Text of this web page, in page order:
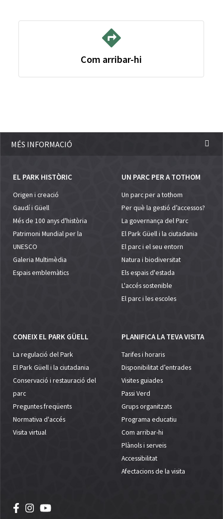
Com arribar-hi
MÉS INFORMACIÓ
EL PARK HISTÒRIC
Origen i creació
Gaudí i Güell
Més de 100 anys d'història
Patrimoni Mundial per la
UNESCO
Galeria Multimèdia
Espais emblemàtics
UN PARC PER A TOTHOM
Un parc per a tothom
Per què la gestió d’accessos?
La governança del Parc
El Park Güell i la ciutadania
El parc i el seu entorn
Natura i biodiversitat
Els espais d'estada
L'accés sostenible
El parc i les escoles
CONEIX EL PARK GÜELL
La regulació del Park
El Park Güell i la ciutadania
Conservació i restauració del
parc
Preguntes freqüents
Normativa d'accés
Visita virtual
PLANIFICA LA TEVA VISITA
Tarifes i horaris
Disponibilitat d’entrades
Visites guiades
Passi Verd
Grups organitzats
Programa educatiu
Com arribar-hi
Plànols i serveis
Accessibilitat
Afectacions de la visita